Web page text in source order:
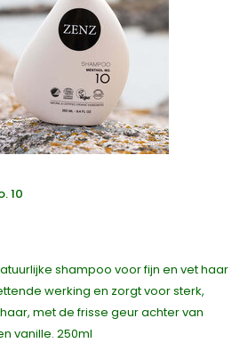
10
shampoo voor fijn en vet haar
werking en zorgt voor sterk,
met de frisse geur achter van
vanille. 250ml